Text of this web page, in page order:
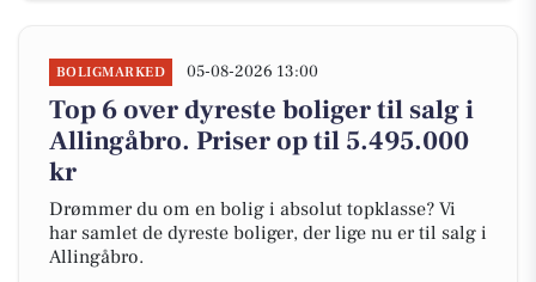
BOLIGMARKED 05-08-2026 13:00
Top 6 over dyreste boliger til salg i
Allingåbro. Priser op til 5.495.000
kr
Drømmer du om en bolig i absolut topklasse? Vi
har samlet de dyreste boliger, der lige nu er til salg i
Allingåbro.